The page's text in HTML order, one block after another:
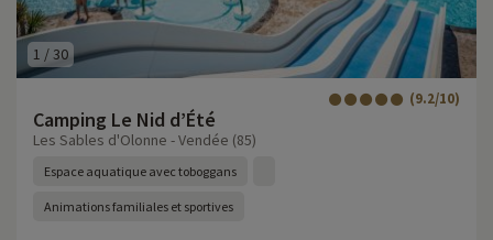
1 /30
Camping Le Nid d’Été
(9.2/10)
Les Sables d'Olonne - Vendée (85)
Espace aquatique avec toboggans
Animations familiales et sportives